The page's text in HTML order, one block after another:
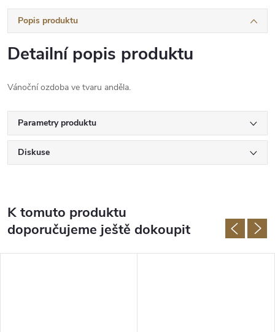
Popis produktu
Detailní popis produktu
Vánoční ozdoba ve tvaru anděla.
Parametry produktu
Diskuse
K tomuto produktu
doporučujeme ještě dokoupit